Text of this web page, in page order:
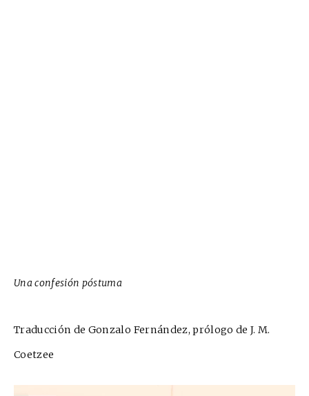
Una confesión póstuma
Traducción de Gonzalo Fernández, prólogo de J. M.
Coetzee